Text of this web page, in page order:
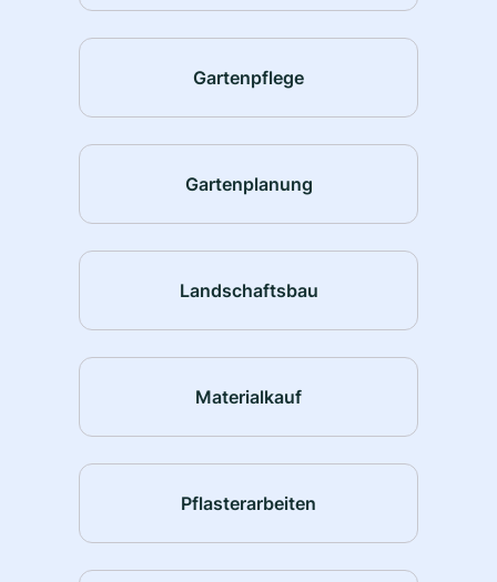
Gartenpflege
Gartenplanung
Landschaftsbau
Materialkauf
Pflasterarbeiten